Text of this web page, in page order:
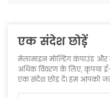
एक संदेश छोड़ें
मेलामाइन मोल्डिंग कंपाउंड
अधिक विवरण के लिए, कृपया
एक संदेश छोड़ दें। हम आपको